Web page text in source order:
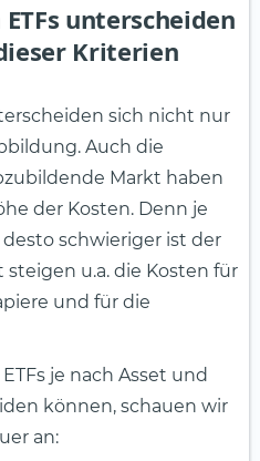
unterscheiden
Kriterien
sich nicht nur
Auch die
Markt haben
der Kosten. Denn je
schwieriger ist der
u.a. die Kosten für
und für die
je nach Asset und
können, schauen wir
an: